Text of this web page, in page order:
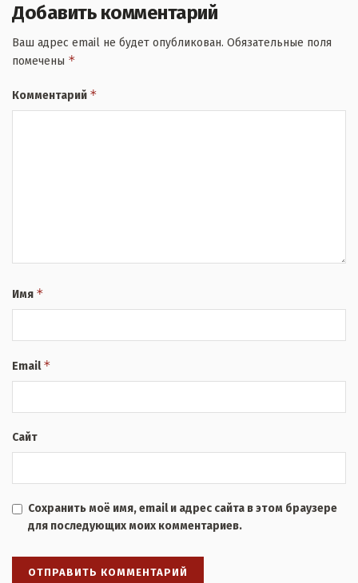
Добавить комментарий
Ваш адрес email не будет опубликован. Обязательные поля
помечены *
Комментарий *
Имя *
Email*
Сайт
Сохранить моё имя, email и адрес сайта в этом браузере
для последующих моих комментариев.